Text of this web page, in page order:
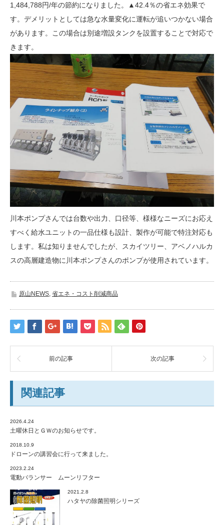
1,484,788円/年の節約になりました。▲42.4％の省エネ効果で
す。デメリットとしては急な水量変化に運転が追いつかない場合
があります。この場合は別途増設タンクを設置することで対応で
きます。
川本ポンプさんでは台数や出力、口径等、様様なニーズにお応え
すべく給水ユニットの一品仕様も設計、製作が可能で特注対応も
します。私は知りませんでしたが、スカイツリー、アベノハルカ
スの高層建造物に川本ポンプさんのポンプが使用されています。
原山NEWS 省エネ・コスト削減商品
前の記事 次の記事
関連記事
2026.4.24
土曜休日とＧＷのお知らせです。
2018.10.9
ドローンの講習会に行って来ました。
2023.2.24
電動バランサー ムーンリフター
2021.2.8
ハタヤの除菌照明シリーズ